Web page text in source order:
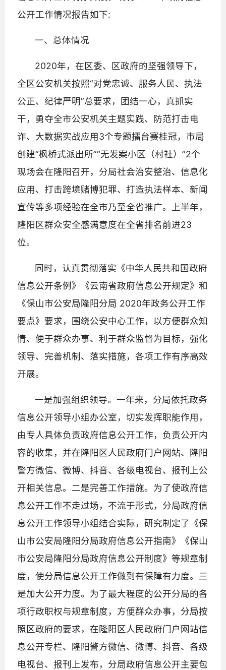
公开工作情况报告如下:
一、总体情况
2020年，在区委、区政府的坚强领导下，
全区公安机关按照“对党忠诚、服务人民、执法
公正、纪律严明”总要求，团结一心，真抓实
干，勇夺全市公安机关主题实践、防范打击电
诈、大数据实战应用3个专题擂台赛桂冠，市局
创建“枫桥式派出所”“无发案小区（村社）”2个
现场会在隆阳召开，分局社会治安整治、信息化
应用、打击跨境赌博犯罪、打造执法样本、新闻
宣传等多项经验在全市乃至全省推广。上半年，
隆阳区群众安全感满意度在全省排名前进23
位。
同时，认真贯彻落实《中华人民共和国政府
信息公开条例》《云南省政府信息公开规定》和
《保山市公安局隆阳分局 2020年政务公开工作
要点》要求，围绕公安中心工作，以方便群众知
情、便于群众办事、利于群众监督为目标，强化
领导、完善机制、落实措施，各项工作有序高效
开展。
一是加强组织领导。一年来，分局依托政务
信息公开领导小组办公室，切实发挥职能作用，
由专人具体负责政府信息公开工作，负责公开内
容的收集，并在隆阳区人民政府门户网站、隆阳
警方微信、微博、抖音、各级电视台、报刊上公
开相关信息。二是完善工作措施。为了使政府信
息公开工作不走过场，不流于形式，分局政府信
息公开工作领导小组结合实际，研究制定了《保
山市公安局隆阳分局政府信息公开指南》《保山
市公安局隆阳分局政府信息公开制度》等规章制
度，使分局信息公开工作做到有保障有力度。三
是加大公开力度。为了最大程度的公开分局的各
项行政职权与规章制度，方便群众办事，分局按
照区政府的要求，在隆阳区人民政府门户网站信
息公开专栏、隆阳警方微信、微博、抖音、各级
电视台、报刊上发布，分局政府信息公开主要包